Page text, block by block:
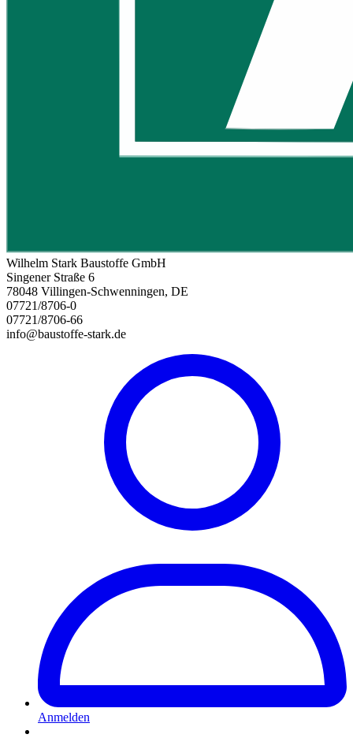
Wilhelm Stark Baustoffe GmbH
Singener Straße 6
78048 Villingen-Schwenningen, DE
07721/8706-0
07721/8706-66
info@baustoffe-stark.de
Anmelden